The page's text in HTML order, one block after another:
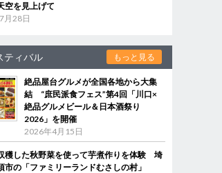
空を見上げて
月28日
ティバル もっと見る
絶品屋台グルメが全国各地から大集
結 “庶民派食フェス”第4回「川口×
絶品グルメビール＆日本酒祭り
2026」を開催
2026年4月15日
穫した秋野菜を使って芋煮作りを体験 埼
市の「ファミリーランドむさしの村」